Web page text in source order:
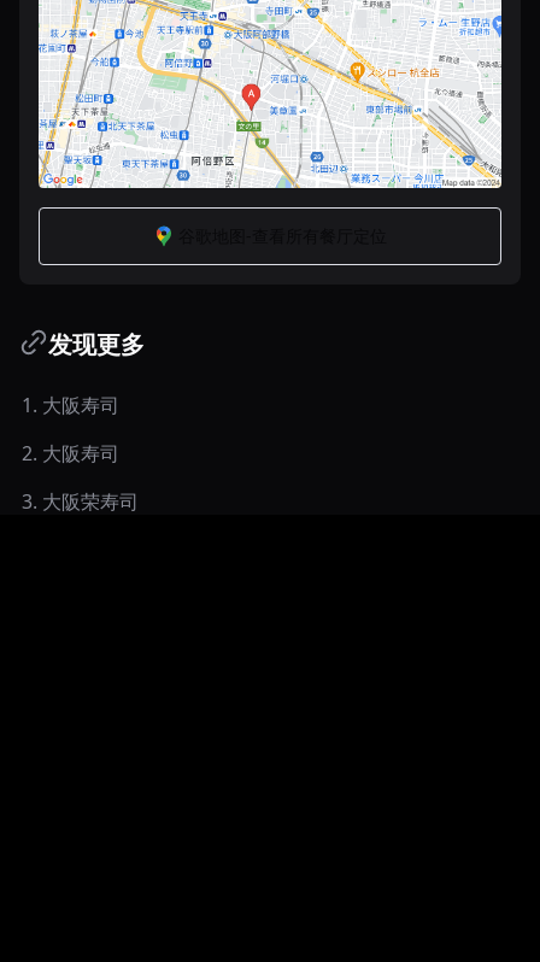
发现更多
1. 大阪寿司
2. 大阪寿司
3. 大阪荣寿司